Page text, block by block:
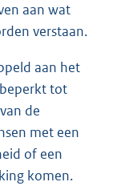
aan wat
verstaan.
aan het
tot
de
met een
of een
komen.